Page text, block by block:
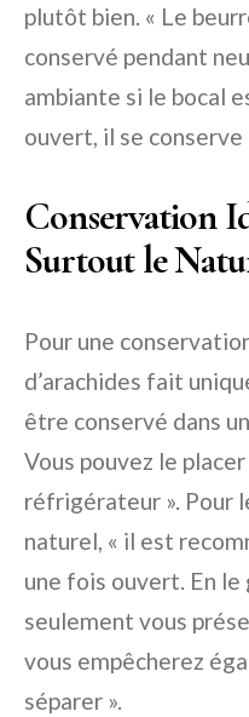
plutôt bien. « Le
conservé pendant
ambiante si le bocal
ouvert, il se conserve
Conservation
Surtout le
Pour une
d’arachides fait
être conservé dans
Vous pouvez le
réfrigérateur ». Pour
naturel, « il est
une fois ouvert. En
seulement vous
vous empêcherez
séparer ».